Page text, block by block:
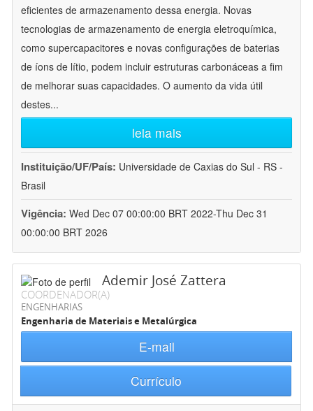
eficientes de armazenamento dessa energia. Novas
tecnologias de armazenamento de energia eletroquímica,
como supercapacitores e novas configurações de baterias
de íons de lítio, podem incluir estruturas carbonáceas a fim
de melhorar suas capacidades. O aumento da vida útil
destes...
leia mais
Instituição/UF/País: Universidade de Caxias do Sul - RS -
Brasil
Vigência: Wed Dec 07 00:00:00 BRT 2022-Thu Dec 31
00:00:00 BRT 2026
Ademir José Zattera
COORDENADOR(A)
ENGENHARIAS
Engenharia de Materiais e Metalúrgica
E-mail
Currículo